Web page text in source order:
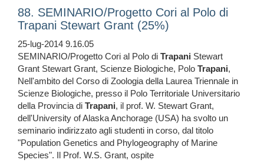
88. SEMINARIO/Progetto Cori al Polo di
Trapani Stewart Grant (25%)
25-lug-2014 9.16.05
SEMINARIO/Progetto Cori al Polo di Trapani Stewart
Grant Stewart Grant, Scienze Biologiche, Polo Trapani,
Nell'ambito del Corso di Zoologia della Laurea Triennale in
Scienze Biologiche, presso il Polo Territoriale Universitario
della Provincia di Trapani, il prof. W. Stewart Grant,
dell'University of Alaska Anchorage (USA) ha svolto un
seminario indirizzato agli studenti in corso, dal titolo
"Population Genetics and Phylogeography of Marine
Species". Il Prof. W.S. Grant, ospite